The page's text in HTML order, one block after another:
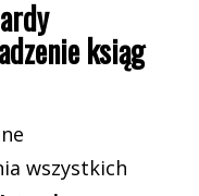
ksiąg
wszystkich